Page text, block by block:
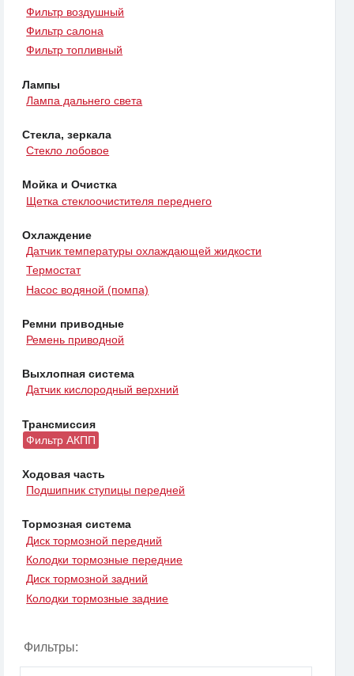
Фильтр воздушный
Фильтр салона
Фильтр топливный
Лампы
Лампа дальнего света
Стекла, зеркала
Стекло лобовое
Мойка и Очистка
Щетка стеклоочистителя переднего
Охлаждение
Датчик температуры охлаждающей жидкости
Термостат
Насос водяной (помпа)
Ремни приводные
Ремень приводной
Выхлопная система
Датчик кислородный верхний
Трансмиссия
Фильтр АКПП
Ходовая часть
Подшипник ступицы передней
Тормозная система
Диск тормозной передний
Колодки тормозные передние
Диск тормозной задний
Колодки тормозные задние
Фильтры: